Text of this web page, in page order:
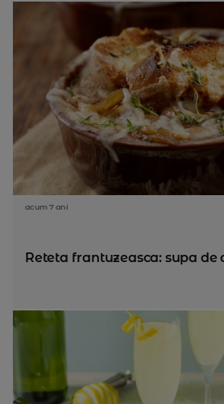
acum 7 ani
Reteta frantuzeasca: supa de